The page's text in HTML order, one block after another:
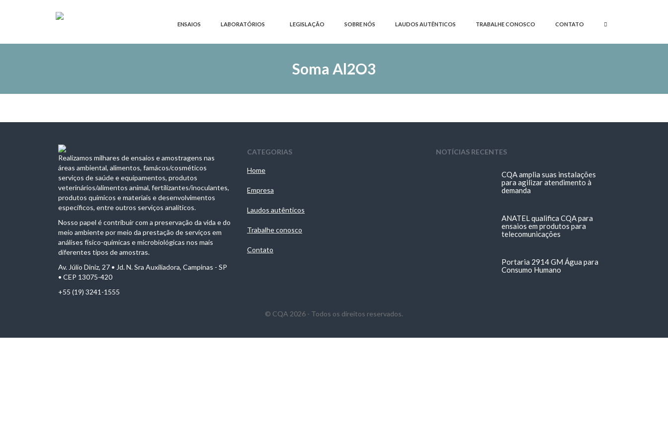
ENSAIOS LABORATÓRIOS LEGISLAÇÃO SOBRE NÓS LAUDOS AUTÊNTICOS TRABALHE CONOSCO CONTATO
Soma Al2O3
Realizamos milhares de ensaios e amostragens nas
áreas ambiental, alimentos, famácos/cosméticos
serviços de saúde e equipamentos, produtos
veterinários/alimentos animal, fertilizantes/inoculantes,
produtos químicos e materiais e desenvolvimentos
específicos, entre outros serviços analíticos.
Nosso papel é contribuir com a preservação da vida e do
meio ambiente por meio da prestação de serviços em
análises físico-químicas e microbiológicas nos mais
diferentes tipos de amostras.
Av. Júlio Diniz, 27 • Jd. N. Sra Auxiliadora, Campinas - SP
• CEP 13075-420
+55 (19) 3241-1555
CATEGORIAS
Home
Empresa
Laudos autênticos
Trabalhe conosco
Contato
NOTÍCIAS RECENTES
CQA amplia suas instalações
para agilizar atendimento à
demanda
ANATEL qualifica CQA para
ensaios em produtos para
telecomunicações
Portaria 2914 GM Água para
Consumo Humano
© CQA 2026 - Todos os direitos reservados.